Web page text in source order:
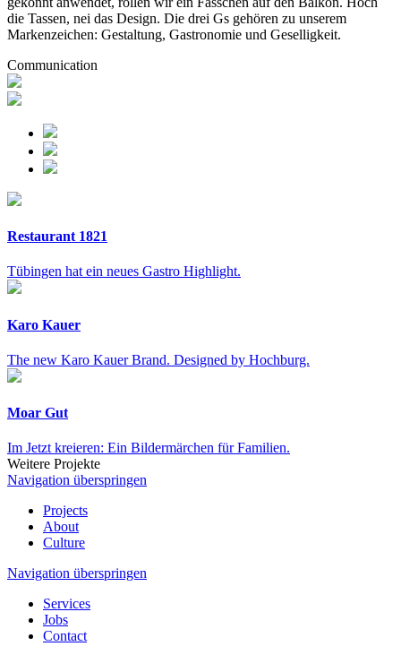
die Tassen, nei das Design. Die drei Gs gehören zu unserem
Markenzeichen: Gestaltung, Gastronomie und Geselligkeit.
Communication
Restaurant 1821
Tübingen hat ein neues Gastro Highlight.
Karo Kauer
The new Karo Kauer Brand. Designed by Hochburg.
Moar Gut
Im Jetzt kreieren: Ein Bildermärchen für Familien.
Weitere Projekte
Navigation überspringen
Projects
About
Culture
Navigation überspringen
Services
Jobs
Contact